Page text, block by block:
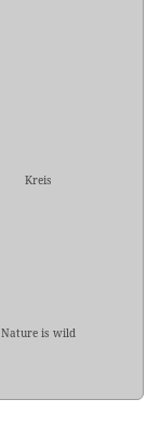
Kreis
Nature is wild